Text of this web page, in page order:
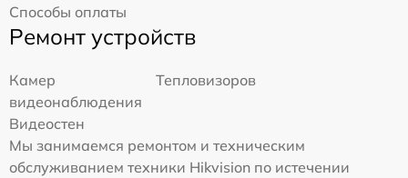
Способы оплаты
Ремонт устройств
Камер
видеонаблюдения
Тепловизоров
Видеостен
Мы занимаемся ремонтом и техническим
обслуживанием техники Hikvision по истечении